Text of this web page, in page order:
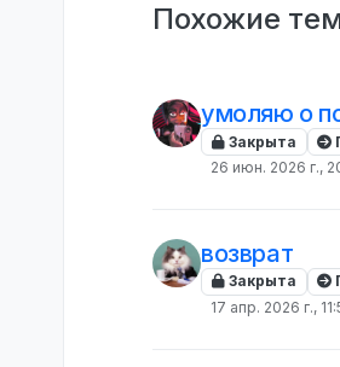
Похожие
умоляю о
Закрыта
26 июн. 2026 г.,
возврат
Закрыта
17 апр. 2026 г.,